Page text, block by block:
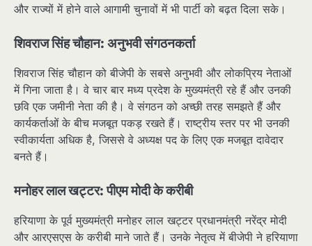
और राज्यों में होने वाले आगामी चुनावों में भी पार्टी को बढ़त दिला सके।
शिवराज सिंह चौहान: अनुभवी संगठनकर्ता
शिवराज सिंह चौहान को बीजेपी के सबसे अनुभवी और लोकप्रिय नेताओं
में गिना जाता है। वे चार बार मध्य प्रदेश के मुख्यमंत्री रहे हैं और उनकी
छवि एक जमीनी नेता की है। वे संगठन को अच्छी तरह समझते हैं और
कार्यकर्ताओं के बीच मजबूत पकड़ रखते हैं। राष्ट्रीय स्तर पर भी उनकी
स्वीकार्यता अधिक है, जिससे वे अध्यक्ष पद के लिए एक मजबूत दावेदार
बनते हैं।
मनोहर लाल खट्टर: पीएम मोदी के करीबी
हरियाणा के पूर्व मुख्यमंत्री मनोहर लाल खट्टर प्रधानमंत्री नरेंद्र मोदी
और आरएसएस के करीबी माने जाते हैं। उनके नेतृत्व में बीजेपी ने हरियाणा